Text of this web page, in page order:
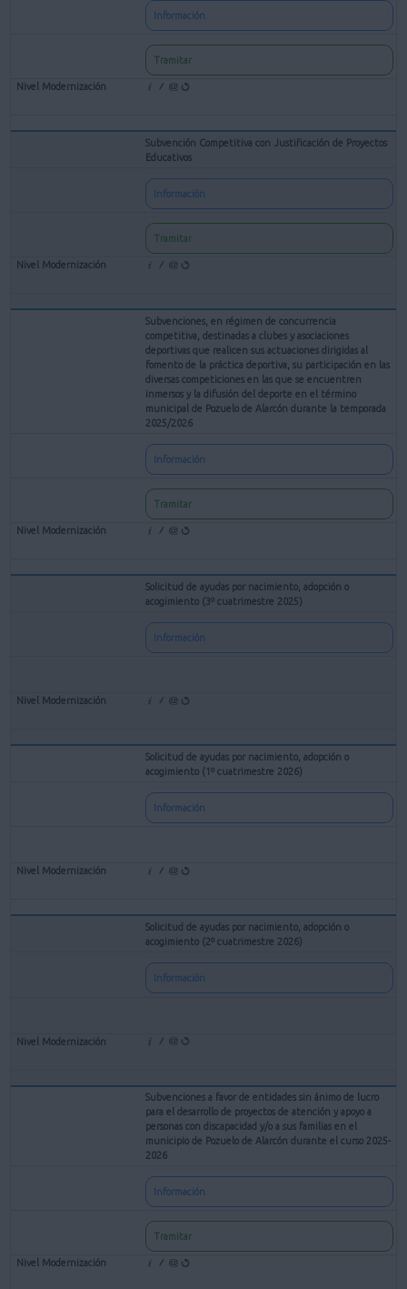
Información
Tramitar
Subvención Competitiva con Justificación de Proyectos
Educativos
Información
Tramitar
Subvenciones, en régimen de concurrencia
competitiva, destinadas a clubes y asociaciones
deportivas que realicen sus actuaciones dirigidas al
fomento de la práctica deportiva, su participación en las
diversas competiciones en las que se encuentren
inmersos y la difusión del deporte en el término
municipal de Pozuelo de Alarcón durante la temporada
2025/2026
Información
Tramitar
Solicitud de ayudas por nacimiento, adopción o
acogimiento (3º cuatrimestre 2025)
Información
Solicitud de ayudas por nacimiento, adopción o
acogimiento (1º cuatrimestre 2026)
Información
Solicitud de ayudas por nacimiento, adopción o
acogimiento (2º cuatrimestre 2026)
Información
Subvenciones a favor de entidades sin ánimo de lucro
para el desarrollo de proyectos de atención y apoyo a
personas con discapacidad y/o a sus familias en el
municipio de Pozuelo de Alarcón durante el curso 2025-
2026
Información
Tramitar